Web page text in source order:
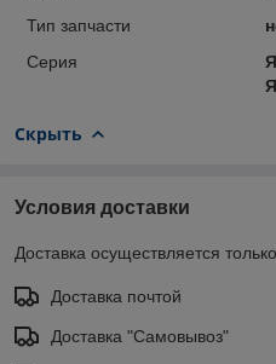
Тип запчасти
Серия
Скрыть
Условия доставки
Доставка осуществляется
Доставка почтой
Доставка "Самовывоз"